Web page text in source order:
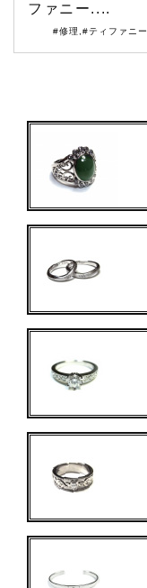
ファニー....
#修理 #ティファニー